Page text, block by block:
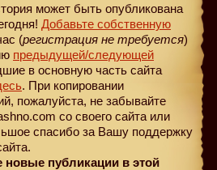
может быть опубликована
Добавьте собственную
(регистрация не требуется)
предыдущей/следующей
в основную часть сайта
. При копировании
пожалуйста, не забывайте
со своего сайта или
спасибо за Вашу поддержку
новые публикации в этой